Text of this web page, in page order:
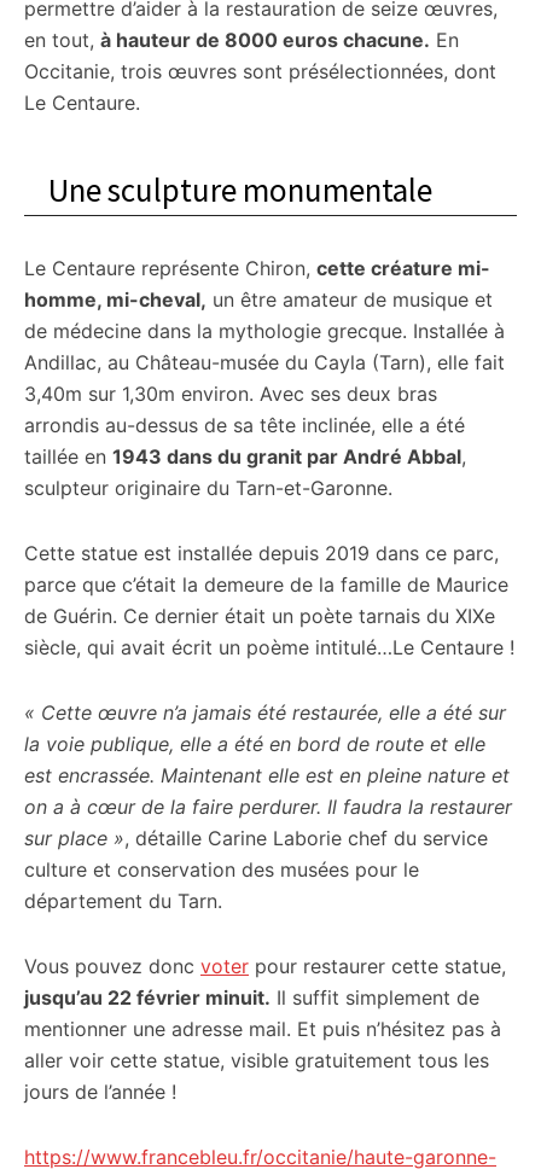
permettre d’aider à la restauration de seize œuvres,
en tout, à hauteur de 8000 euros chacune. En
Occitanie, trois œuvres sont présélectionnées, dont
Le Centaure.
Une sculpture monumentale
Le Centaure représente Chiron, cette créature mi-
homme, mi-cheval, un être amateur de musique et
de médecine dans la mythologie grecque. Installée à
Andillac, au Château-musée du Cayla (Tarn), elle fait
3,40m sur 1,30m environ. Avec ses deux bras
arrondis au-dessus de sa tête inclinée, elle a été
taillée en 1943 dans du granit par André Abbal,
sculpteur originaire du Tarn-et-Garonne.
Cette statue est installée depuis 2019 dans ce parc,
parce que c’était la demeure de la famille de Maurice
de Guérin. Ce dernier était un poète tarnais du XIXe
siècle, qui avait écrit un poème intitulé…Le Centaure !
« Cette œuvre n’a jamais été restaurée, elle a été sur
la voie publique, elle a été en bord de route et elle
est encrassée. Maintenant elle est en pleine nature et
on a à cœur de la faire perdurer. Il faudra la restaurer
sur place », détaille Carine Laborie chef du service
culture et conservation des musées pour le
département du Tarn.
Vous pouvez donc voter pour restaurer cette statue,
jusqu’au 22 février minuit. Il suffit simplement de
mentionner une adresse mail. Et puis n’hésitez pas à
aller voir cette statue, visible gratuitement tous les
jours de l’année !
https://www.francebleu.fr/occitanie/haute-garonne-